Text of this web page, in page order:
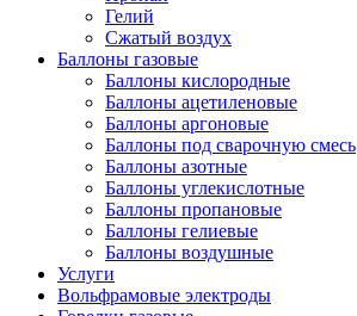
Гелий
Сжатый воздух
Баллоны газовые
Баллоны кислородные
Баллоны ацетиленовые
Баллоны аргоновые
Баллоны под сварочную смесь
Баллоны азотные
Баллоны углекислотные
Баллоны пропановые
Баллоны гелиевые
Баллоны воздушные
Услуги
Вольфрамовые электроды